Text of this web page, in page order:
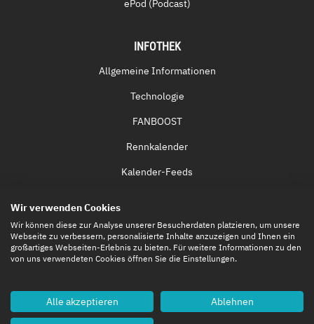
ePod (Podcast)
INFOTHEK
Allgemeine Informationen
Technologie
FANBOOST
Rennkalender
Kalender-Feeds
Eintrittskarten
Wir verwenden Cookies
Wir können diese zur Analyse unserer Besucherdaten platzieren, um unsere
Webseite zu verbessern, personalisierte Inhalte anzuzeigen und Ihnen ein
großartiges Webseiten-Erlebnis zu bieten. Für weitere Informationen zu den
von uns verwendeten Cookies öffnen Sie die Einstellungen.
Alle akzeptieren Ablehnen